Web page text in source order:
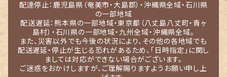
配達停止：鹿児島県（奄美市・大島郡）・沖縄県全域・石川県
の一部地域
配送遅延：熊本県の一部地域・東京都（八丈島八丈町・青ヶ
島村）・石川県の一部地域・九州全域・沖縄県全域。
また、災害以外でも今後の状況により、その他の各地域でも
配送遅延・停止が生じる恐れがあるため、「日時指定」に関し
ましては対応ができない場合がございます。
ご迷惑をおかけしますが、ご理解賜りますようお願い申し上